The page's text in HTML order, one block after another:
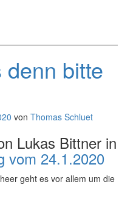
bitte
von Thomas Schluet
Lukas Bittner in
vom 24.1.2020
geht es vor allem um die